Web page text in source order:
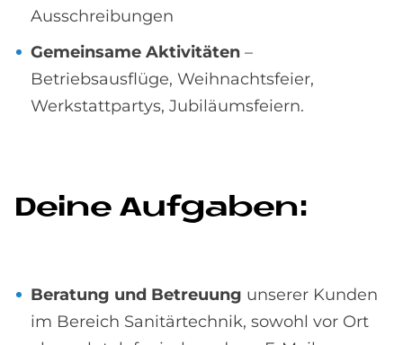
Ausschreibungen
Gemeinsame Aktivitäten –
Betriebsausflüge, Weihnachtsfeier,
Werkstattpartys, Jubiläumsfeiern.
De­i­ne Auf­ga­ben:
Beratung und Betreuung unserer Kunden
im Bereich Sanitärtechnik, sowohl vor Ort